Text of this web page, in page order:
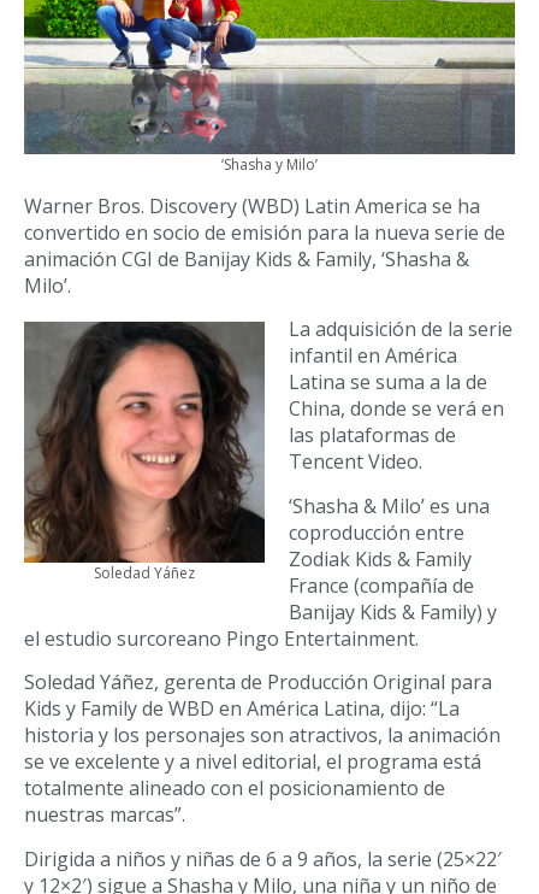
‘Shasha y Milo’
Warner Bros. Discovery (WBD) Latin America se ha
convertido en socio de emisión para la nueva serie de
animación CGI de Banijay Kids & Family, ‘Shasha &
Milo’.
Soledad Yáñez
La adquisición de la serie
infantil en América
Latina se suma a la de
China, donde se verá en
las plataformas de
Tencent Video.
‘Shasha & Milo’ es una
coproducción entre
Zodiak Kids & Family
France (compañía de
Banijay Kids & Family) y
el estudio surcoreano Pingo Entertainment.
Soledad Yáñez, gerenta de Producción Original para
Kids y Family de WBD en América Latina, dijo: “La
historia y los personajes son atractivos, la animación
se ve excelente y a nivel editorial, el programa está
totalmente alineado con el posicionamiento de
nuestras marcas”.
Dirigida a niños y niñas de 6 a 9 años, la serie (25×22′
y 12×2′) sigue a Shasha y Milo, una niña y un niño de